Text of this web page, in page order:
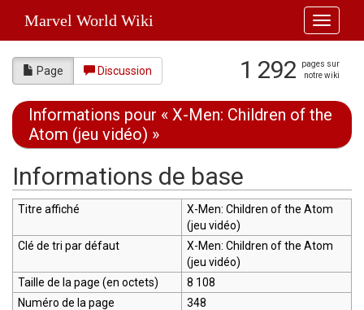
Toggle
Marvel World Wiki
Page Discussion 1 292
pages sur
notre wiki
Informations pour « X-Men: Children of the
Atom (jeu vidéo) »
Informations de base
Titre affiché
X-Men: Children of the Atom
(jeu vidéo)
Clé de tri par défaut
X-Men: Children of the Atom
(jeu vidéo)
Taille de la page (en octets)
8 108
Numéro de la page
348